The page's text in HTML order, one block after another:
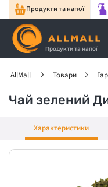
Продукти та напої
Продукти та напої
AllMall Товари
Чай зелений
Характеристики